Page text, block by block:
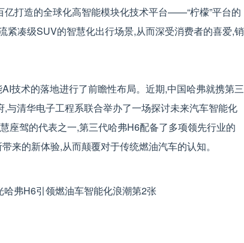
打造的全球化高智能模块化技术平台——“柠檬”平台的
凑级SUV的智慧化出行场景,从而深受消费者的喜爱,销
技术的落地进行了前瞻性布局。近期,中国哈弗就携第三
清华电子工程系联合举办了一场探讨未来汽车智能化
座驾的代表之一,第三代哈弗H6配备了多项领先行业的
来的新体验,从而颠覆对于传统燃油汽车的认知。